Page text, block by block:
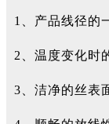
1、产品线径的
2、温度变化时
3、洁净的丝表